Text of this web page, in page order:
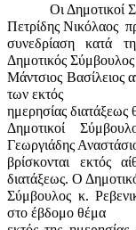
Οι Δημοτικοί
Πετρίδης Νικόλαος
συνεδρίαση κατά
Δημοτικός
Μάντσιος Βασίλειος
των εκτός
ημερησίας διατάξεως
Δημοτικοί
Γεωργιάδης
βρίσκονται εκτός
διατάξεως. Ο
Σύμβουλος κ.
στο έβδομο θέμα